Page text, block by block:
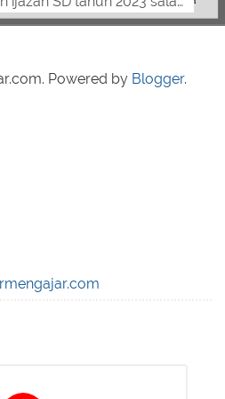
Powered by Blogger.